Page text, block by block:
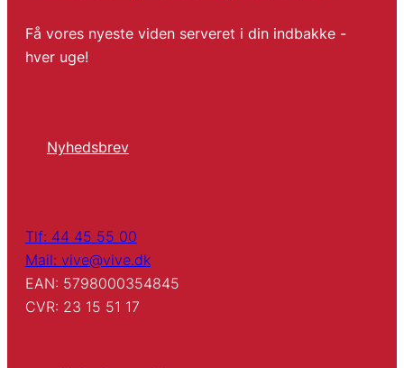
Få vores nyeste viden serveret i din indbakke -
hver uge!
Nyhedsbrev
Tlf: 44 45 55 00
Mail: vive@vive.dk
EAN: 5798000354845
CVR: 23 15 51 17